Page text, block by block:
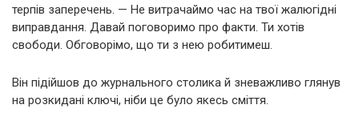
терпів заперечень. — Не витрачаймо час на твої жалюгідні
виправдання. Давай поговоримо про факти. Ти хотів
свободи. Обговорімо, що ти з нею робитимеш.
Він підійшов до журнального столика й зневажливо глянув
на розкидані ключі, ніби це було якесь сміття.